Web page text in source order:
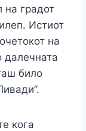
на градот
Истиот
на
далечната
било
кога